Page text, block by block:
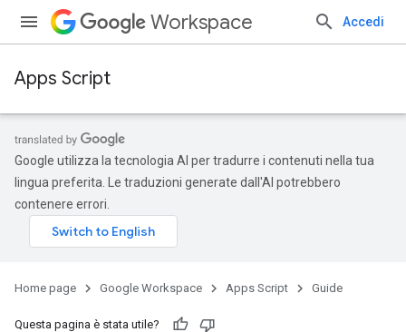
Workspace Accedi
Apps Script
Google utilizza la tecnologia AI per tradurre i contenuti nella tua
lingua preferita. Le traduzioni generate dall'AI potrebbero
contenere errori.
Home page Google Workspace Apps Script Guide
Questa pagina è stata utile?